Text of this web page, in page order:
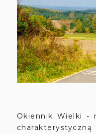
Okiennik Wielki -